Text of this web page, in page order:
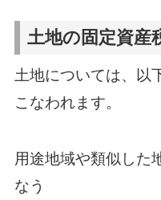
土地の固定資産
土地については、以
こなわれます。
用途地域や類似した
なう